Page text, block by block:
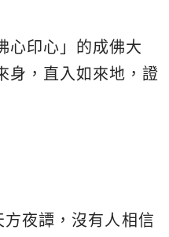
心印心」的成佛大
身，直入如來地，證
方夜譚，沒有人相信